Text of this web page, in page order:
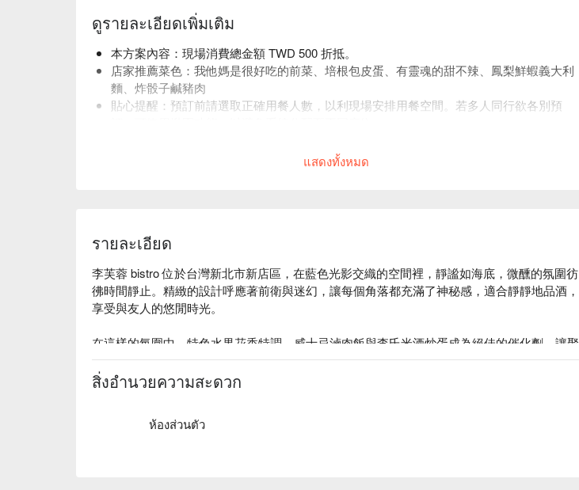
ดูรายละเอียดเพิ่มเติม
本方案內容：現場消費總金額 TWD 500 折抵。
店家推薦菜色：我他媽是很好吃的前菜、培根包皮蛋、有靈魂的甜不辣、鳳梨鮮蝦義大利
麵、炸骰子鹹豬肉
貼心提醒：預訂前請選取正確用餐人數，以利現場安排用餐空間。若多人同行欲各別預
แสดงทั้งหมด
รายละเอียด
李芙蓉 bistro 位於台灣新北市新店區，在藍色光影交織的空間裡，靜謐如海底，微醺的氛圍彷
彿時間靜止。精緻的設計呼應著前衛與迷幻，讓每個角落都充滿了神秘感，適合靜靜地品酒，
享受與友人的悠閒時光。
在這樣的氛圍中，特色水果花香特調、威士忌滷肉飯與李氏米酒炒蛋成為絕佳的催化劑，讓聚
會或用餐經驗更為豐富。
適合情境：兩人約會、朋友聚餐、公司聚餐、日常餐廳
สิ่งอำนวยความสะดวก
ห้องส่วนตัว